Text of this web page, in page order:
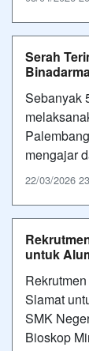
Serah
Sebanyak
mengajar
22/03/2026
untuk
Slamat
SMK
Bioskop